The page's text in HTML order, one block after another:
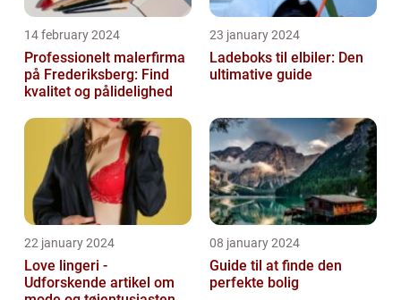
14 february 2024
Professionelt malerfirma
på Frederiksberg: Find
kvalitet og pålidelighed
23 january 2024
Ladeboks til elbiler: Den
ultimative guide
22 january 2024
Love lingeri -
Udforskende artikel om
08 january 2024
Guide til at finde den
perfekte bolig